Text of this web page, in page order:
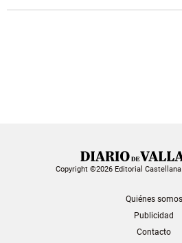
Copyright ©2026 Editorial
Quiénes somos
Publicidad
Contacto